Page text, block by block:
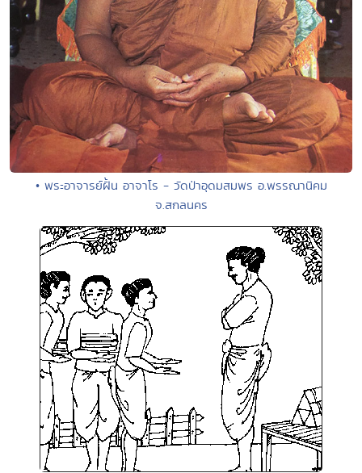
• พระอาจารย์ฝั้น อาจาโร - วัดป่าอุดมสมพร อ.พรรณานิคม
จ.สกลนคร